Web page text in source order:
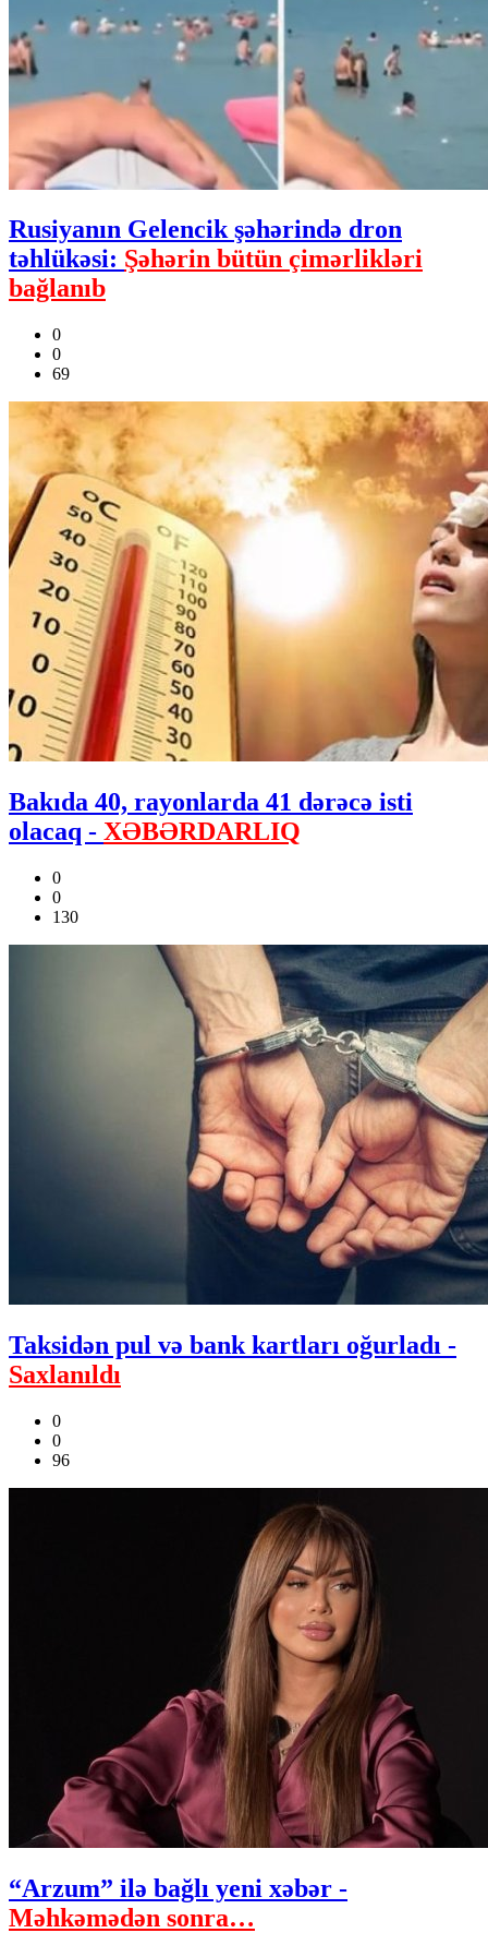
Rusiyanın Gelencik şəhərində dron
təhlükəsi: Şəhərin bütün çimərlikləri
bağlanıb
0
0
69
Bakıda 40, rayonlarda 41 dərəcə isti
olacaq - XƏBƏRDARLIQ
0
0
130
Taksidən pul və bank kartları oğurladı -
Saxlanıldı
0
0
96
“Arzum” ilə bağlı yeni xəbər -
Məhkəmədən sonra…